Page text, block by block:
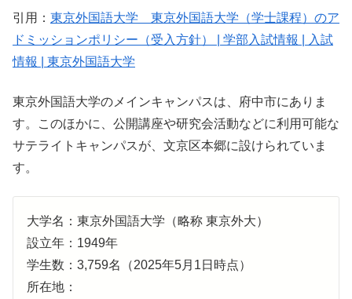
引用： 東京外国語大学 東京外国語大学（学士課程）のア
ドミッションポリシー（受入方針） | 学部入試情報 | 入試
情報 | 東京外国語大学
東京外国語大学のメインキャンパスは、府中市にありま
す。このほかに、公開講座や研究会活動などに利用可能な
サテライトキャンパスが、文京区本郷に設けられていま
す。
大学名：東京外国語大学（略称 東京外大）
設立年：1949年
学生数：3,759名（2025年5月1日時点）
所在地：